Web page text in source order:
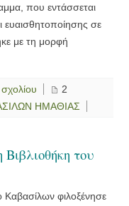
που εντάσσεται
σε
με τη μορφή
2
ΗΜΑΘΙΑΣ
του
φιλοξένησε